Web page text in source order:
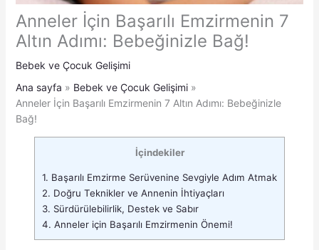
Anneler İçin Başarılı Emzirmenin 7
Altın Adımı: Bebeğinizle Bağ!
Bebek ve Çocuk Gelişimi
Ana sayfa
Bebek ve Çocuk Gelişimi
Anneler İçin Başarılı Emzirmenin 7 Altın Adımı: Bebeğinizle
Bağ!
İçindekiler
1. Başarılı Emzirme Serüvenine Sevgiyle Adım Atmak
2. Doğru Teknikler ve Annenin İhtiyaçları
3. Sürdürülebilirlik, Destek ve Sabır
4. Anneler için Başarılı Emzirmenin Önemi!